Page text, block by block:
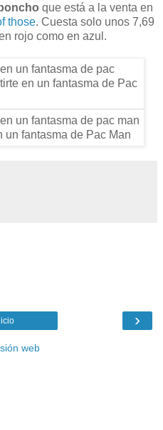
que está a la venta en
those. Cuesta solo unos 7,69
rojo como en azul.
›
web